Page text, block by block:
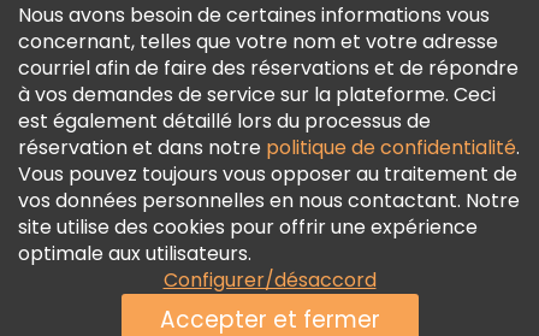
Politique En Matière De Cookies
Freetour Prix
Programme De Fidélité
Nous avons besoin de certaines informations vous
concernant, telles que votre nom et votre adresse
courriel afin de faire des réservations et de répondre
à vos demandes de service sur la plateforme. Ceci
est également détaillé lors du processus de
réservation et dans notre politique de confidentialité.
Vous pouvez toujours vous opposer au traitement de
vos données personnelles en nous contactant. Notre
site utilise des cookies pour offrir une expérience
optimale aux utilisateurs.
Configurer/désaccord
Accepter et fermer